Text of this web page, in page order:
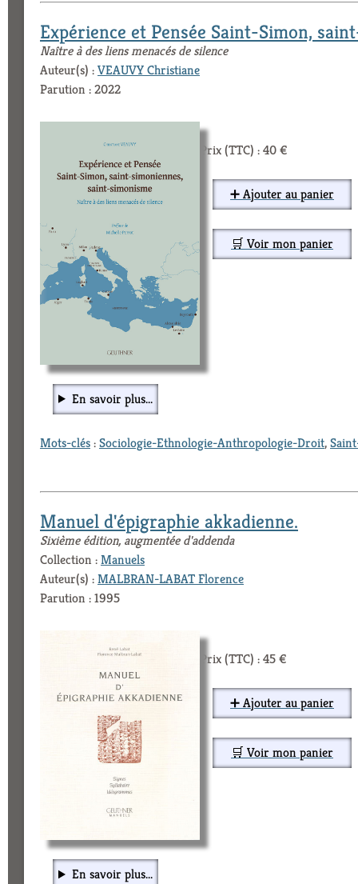
Expérience et Pensée Saint-Simon,
Naître à des liens menacés de silence
Auteur(s) :VEAUVY Christiane
Parution : 2022
Prix (TTC) : 40 €
➕ Ajouter au panier
🛒 Voir mon panier
En savoir plus...
Mots-clés:Sociologie-Ethnologie-Anthropologie-Droit,
Manuel d'épigraphie akkadienne.
Sixième édition, augmentée d'addenda
Collection :Manuels
Auteur(s) :MALBRAN-LABAT Florence
Parution : 1995
Prix (TTC) : 45 €
➕ Ajouter au panier
🛒 Voir mon panier
En savoir plus...